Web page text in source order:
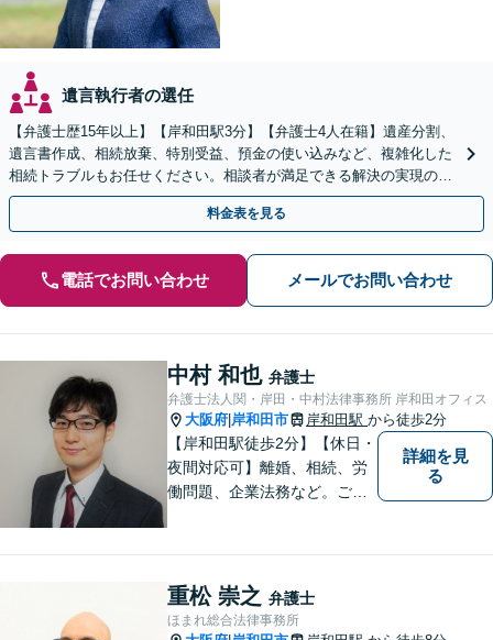
遺言執行者の選任
【弁護士歴15年以上】【岸和田駅3分】【弁護士4人在籍】遺産分割、
遺言書作成、相続放棄、特別受益、預金の使い込みなど、複雑化した
相続トラブルもお任せください。相談者が満足できる解決の実現のた
めに、他士業と連携し最善を尽くします【完全個室】
料金表を見る
電話でお問い合わせ メールでお問い合わせ
中村 和也 弁護士
弁護士法人関・岸田・中村法律事務所 岸和田オフィス
大阪府 岸和田市 岸和田駅 から徒歩2分
【岸和田駅徒歩2分】【休日・
夜間対応可】離婚、相続、労
働問題、企業法務など。ご依
はお一人で抱えず、ぜひ弁護
士へご相談ください【完全個
室】
詳細を見
る
重松 崇之 弁護士
ほまれ総合法律事務所